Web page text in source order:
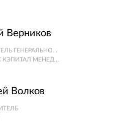
Верников
ЗАМЕСТИТЕЛЬ ГЕНЕРАЛЬНОГО ДИРЕКТОРА
МЕНЕДЖМЕНТ»
Волков